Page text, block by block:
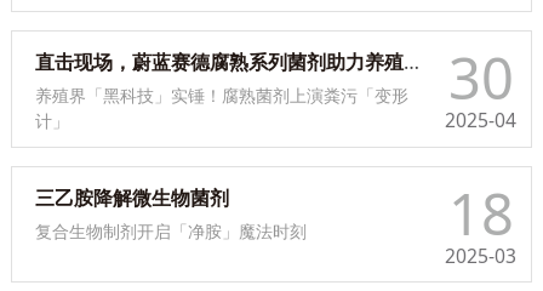
30
2025-04
直击现场，蔚蓝赛德腐熟系列菌剂助力养殖新变革
养殖界「黑科技」实锤！腐熟菌剂上演粪污「变形
计」
18
2025-03
三乙胺降解微生物菌剂
复合生物制剂开启「净胺」魔法时刻